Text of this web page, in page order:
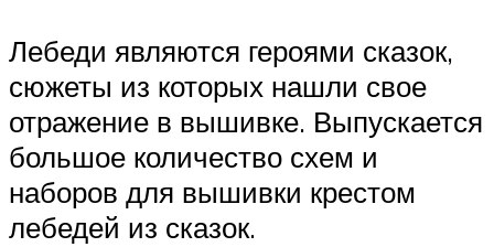
Лебеди являются героями сказок,
сюжеты из которых нашли свое
отражение в вышивке. Выпускается
большое количество схем и
наборов для вышивки крестом
лебедей из сказок.